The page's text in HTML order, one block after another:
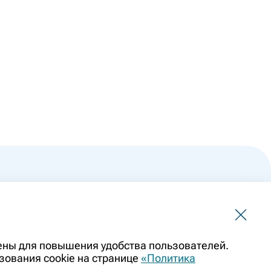
должна использоваться для самостоятельной
заменой очной консультации врача. Перед применением
препарата. Информация о лекарственных
для повышения удобства пользователей.
cookie на странице «Политика